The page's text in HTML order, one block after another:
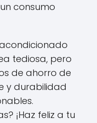
consumo
tediosa, pero
de ahorro de
y durabilidad
¡Haz feliz a tu